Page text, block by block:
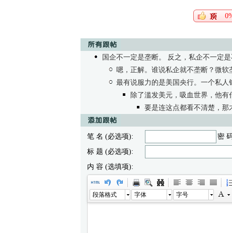
国企不一定是垄断。 反之，私企不一定
嗯，正解。谁说私企就不垄断？微
最有说服力的是美国央行。一个私人
除了滥发美元，吸血世界，他有
要是连这点都看不清楚，那
笔 名 (必选项): 密
标 题 (必选项):
内 容 (选填项):
段落格式 字体 字号